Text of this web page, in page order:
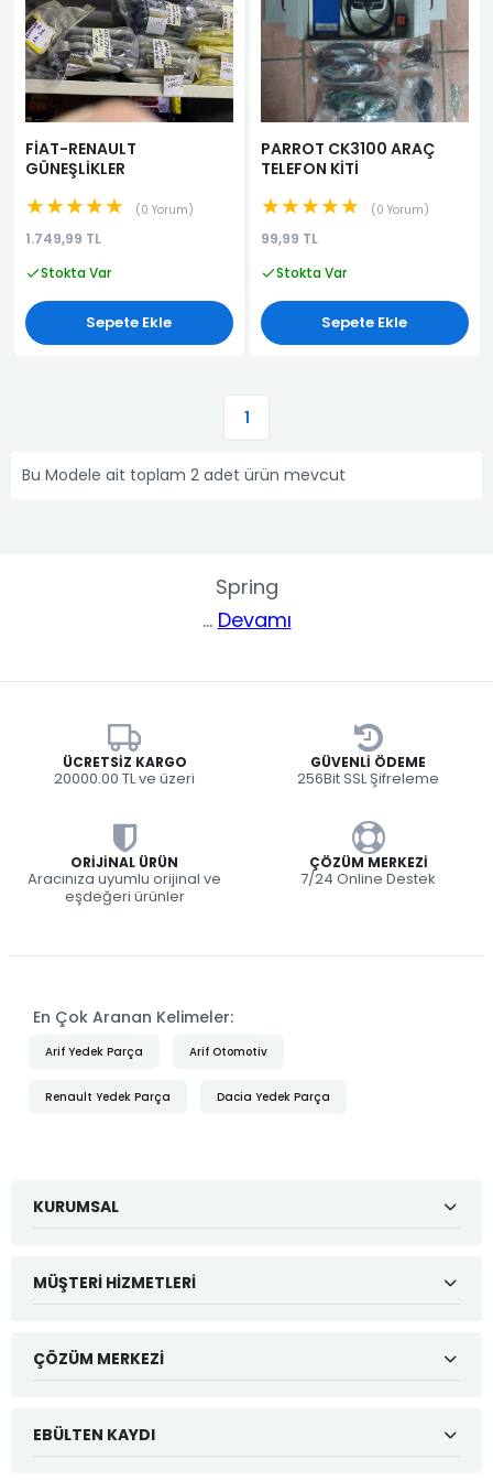
FİAT-RENAULT
GÜNEŞLİKLER
★★★★★ 0 Yorum
1.749,99 TL
Stokta Var
Sepete Ekle
PARROT CK3100 ARAÇ
TELEFON KİTİ
★★★★★ 0 Yorum
99,99 TL
Stokta Var
Sepete Ekle
1
Bu Modele ait toplam 2 adet ürün mevcut
Spring
... Devamı
ÜCRETSIZ KARGO
20000.00 TL ve üzeri
GÜVENLI ÖDEME
256Bit SSL Şifreleme
ORIJINAL ÜRÜN
Aracınıza uyumlu orijinal ve
eşdeğeri ürünler
ÇÖZÜM MERKEZI
7/24 Online Destek
En Çok Aranan Kelimeler:
Arif Yedek Parça Arif Otomotiv
Renault Yedek Parça Dacia Yedek Parça
KURUMSAL
MÜŞTERI HIZMETLERI
ÇÖZÜM MERKEZI
EBÜLTEN KAYDI